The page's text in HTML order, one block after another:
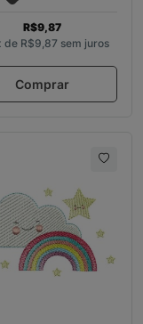
R$9,87
de R$9,87 sem juros
Comprar